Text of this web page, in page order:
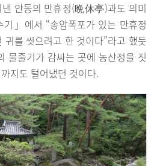
안동의 만휴정(晩休亭)과도 의미
」에서 “송암폭포가 있는 만휴정
를 씻으려고 한 것이다”라고 했듯
물줄기가 감싸는 곳에 농산정을 짓
지도 털어냈던 것이다.